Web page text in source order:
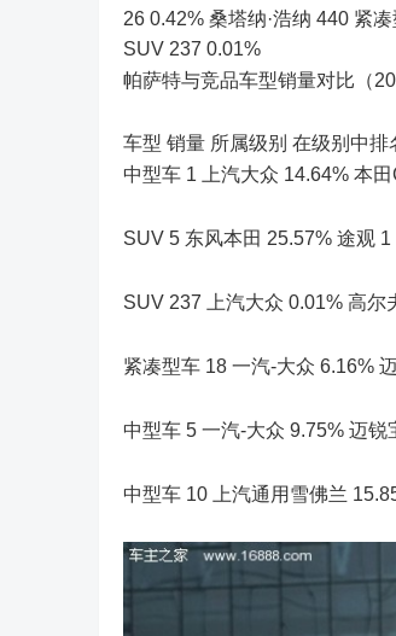
26 0.42% 桑塔纳·浩纳 440 紧
SUV 237 0.01%
帕萨特与竞品车型销量对比（
车型 销量 所属级别 在级别中
中型车 1 上汽大众 14.64% 本
SUV 5 东风本田 25.57% 途观 1
SUV 237 上汽大众 0.01% 高尔
紧凑型车 18 一汽-大众 6.16%
中型车 5 一汽-大众 9.75% 迈锐
中型车 10 上汽通用雪佛兰